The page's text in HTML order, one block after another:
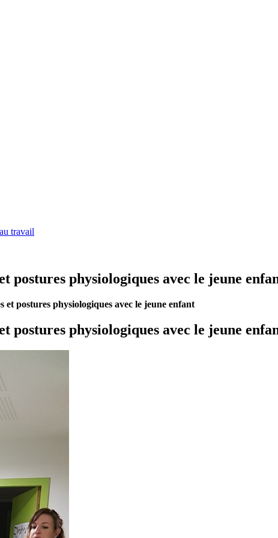
travail
postures physiologiques avec le jeune
et postures physiologiques avec le jeune enfant
postures physiologiques avec le jeune